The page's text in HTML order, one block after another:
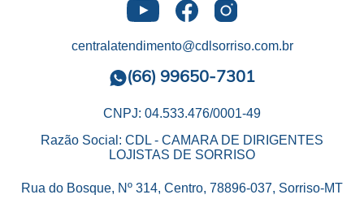
centralatendimento@cdlsorriso.com.br
(66) 99650-7301
CNPJ: 04.533.476/0001-49
Razão Social: CDL - CAMARA DE DIRIGENTES
LOJISTAS DE SORRISO
Rua do Bosque, Nº 314, Centro, 78896-037, Sorriso-MT